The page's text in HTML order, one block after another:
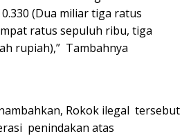
(Dua miliar tiga ratus
ratus sepuluh ribu, tiga
rupiah),” Tambahnya
Rokok ilegal tersebut
penindakan atas